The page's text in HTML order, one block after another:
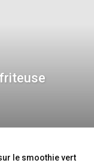
le smoothie vert